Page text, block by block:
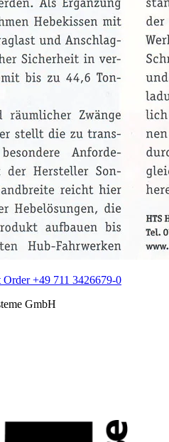
Order+49 711 3426679-0
GmbH